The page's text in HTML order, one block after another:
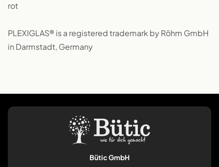
rot
PLEXIGLAS® is a registered trademark by Röhm GmbH
in Darmstadt, Germany
Bütic GmbH